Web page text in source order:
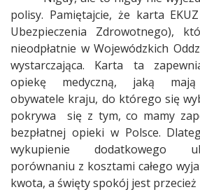
polisy. Pamiętajcie, że karta
Ubezpieczenia Zdrowotnego),
nieodpłatnie w Wojewódzkich
wystarczająca. Karta ta
opiekę medyczną, jaką mają
obywatele kraju, do którego się
pokrywa
się z tym, co mamy
bezpłatnej opieki w Polsce.
wykupienie dodatkowego
porównaniu z kosztami całego
kwota, a święty spokój jest przecież